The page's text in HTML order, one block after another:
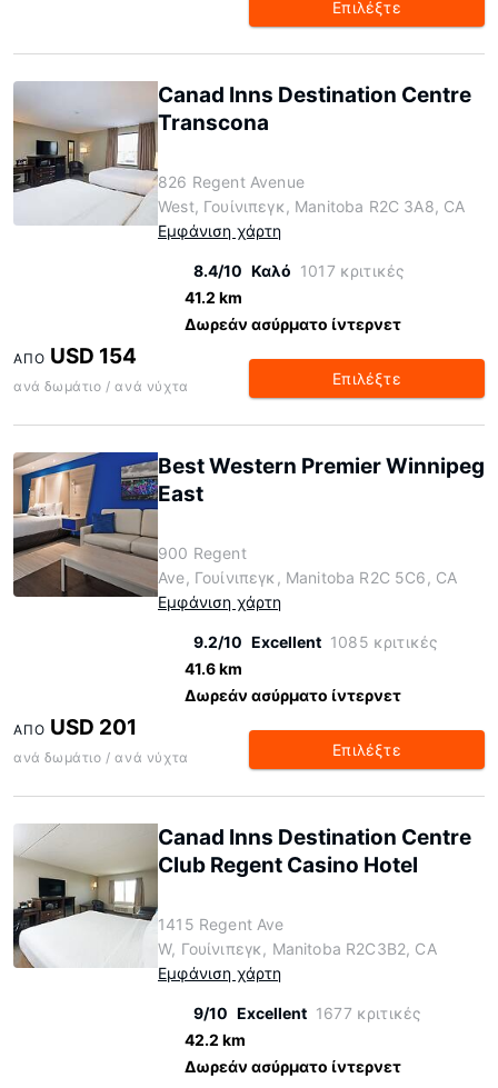
Επιλέξτε
Canad Inns Destination Centre
Transcona
826 Regent Avenue
West, Γουίνιπεγκ, Manitoba R2C 3A8, CA
Εμφάνιση χάρτη
8.4/10 Καλό 1017 κριτικές
41.2 km
Δωρεάν ασύρματο ίντερνετ
ΑΠΌ USD 154
ανά δωμάτιο / ανά νύχτα Επιλέξτε
Best Western Premier Winnipeg
East
900 Regent
Ave, Γουίνιπεγκ, Manitoba R2C 5C6, CA
Εμφάνιση χάρτη
9.2/10 Excellent 1085 κριτικές
41.6 km
Δωρεάν ασύρματο ίντερνετ
ΑΠΌ USD 201
ανά δωμάτιο / ανά νύχτα Επιλέξτε
Canad Inns Destination Centre
Club Regent Casino Hotel
1415 Regent Ave
W, Γουίνιπεγκ, Manitoba R2C3B2, CA
Εμφάνιση χάρτη
9/10 Excellent 1677 κριτικές
42.2 km
Δωρεάν ασύρματο ίντερνετ